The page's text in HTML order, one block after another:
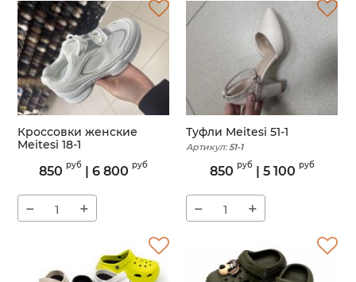
Кроссовки женские
Meitesi 18-1
850 руб | 6 800 руб
− +
Туфли Meitesi 51-1
Артикул: 51-1
850 руб| 5 100 руб
− +